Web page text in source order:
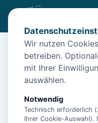
/Unterkünfte /Norden/
Friesenhaus Heike für 6
Friesenhaus
Norden
26506 Norden
Wir nutzen
betreiben.
mit Ihrer
auswählen.
Notwendig
Technisch erforderlich
Ihrer Cookie-Auswahl).